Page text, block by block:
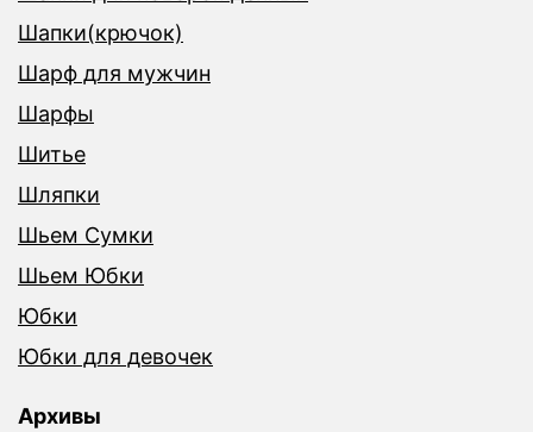
Шапки(крючок)
Шарф для мужчин
Шарфы
Шитье
Шляпки
Шьем Сумки
Шьем Юбки
Юбки
Юбки для девочек
Архивы